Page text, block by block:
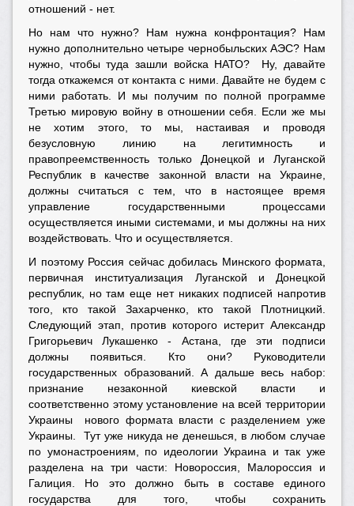
отношений - нет.
Но нам что нужно? Нам нужна конфронтация? Нам
нужно дополнительно четыре чернобыльских АЭС? Нам
нужно, чтобы туда зашли войска НАТО? Ну, давайте
тогда откажемся от контакта с ними. Давайте не будем с
ними работать. И мы получим по полной программе
Третью мировую войну в отношении себя. Если же мы
не хотим этого, то мы, настаивая и проводя
безусловную линию на легитимность и
правопреемственность только Донецкой и Луганской
Республик в качестве законной власти на Украине,
должны считаться с тем, что в настоящее время
управление государственными процессами
осуществляется иными системами, и мы должны на них
воздействовать. Что и осуществляется.
И поэтому Россия сейчас добилась Минского формата,
первичная институализация Луганской и Донецкой
республик, но там еще нет никаких подписей напротив
того, кто такой Захарченко, кто такой Плотницкий.
Следующий этап, против которого истерит Александр
Григорьевич Лукашенко - Астана, где эти подписи
должны появиться. Кто они? Руководители
государственных образований. А дальше весь набор:
признание незаконной киевской власти и
соответственно этому установление на всей территории
Украины нового формата власти с разделением уже
Украины. Тут уже никуда не денешься, в любом случае
по умонастроениям, по идеологии Украина и так уже
разделена на три части: Новороссия, Малороссия и
Галиция. Но это должно быть в составе единого
государства для того, чтобы сохранить